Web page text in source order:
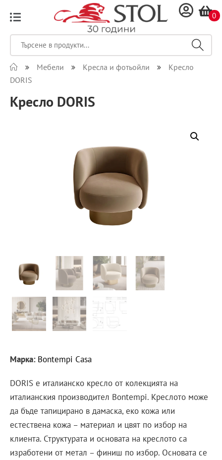
0
Мебели Кресла и фотьойли
Кресло
DORIS
Кресло DORIS
Марка: Bontempi Casa
DORIS е италианско кресло от колекцията на
италианския производител Bontempi. Креслото може
да бъде тапицирано в дамаска, еко кожа или
естествена кожа – материал и цвят по избор на
клиента. Структурата и основата на креслото са
изработени от метал – финиш по избор. Основата се